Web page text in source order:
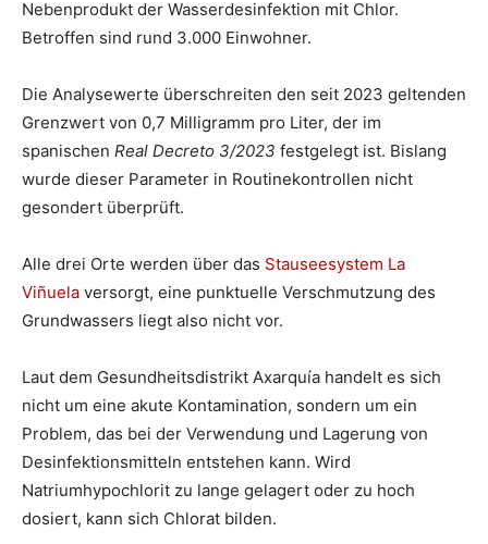
Nebenprodukt der Wasserdesinfektion mit Chlor.
Betroffen sind rund 3.000 Einwohner.
Die Analysewerte überschreiten den seit 2023 geltenden
Grenzwert von 0,7 Milligramm pro Liter, der im
spanischen Real Decreto 3/2023 festgelegt ist. Bislang
wurde dieser Parameter in Routinekontrollen nicht
gesondert überprüft.
Alle drei Orte werden über das Stauseesystem La
Viñuela versorgt, eine punktuelle Verschmutzung des
Grundwassers liegt also nicht vor.
Laut dem Gesundheitsdistrikt Axarquía handelt es sich
nicht um eine akute Kontamination, sondern um ein
Problem, das bei der Verwendung und Lagerung von
Desinfektionsmitteln entstehen kann. Wird
Natriumhypochlorit zu lange gelagert oder zu hoch
dosiert, kann sich Chlorat bilden.